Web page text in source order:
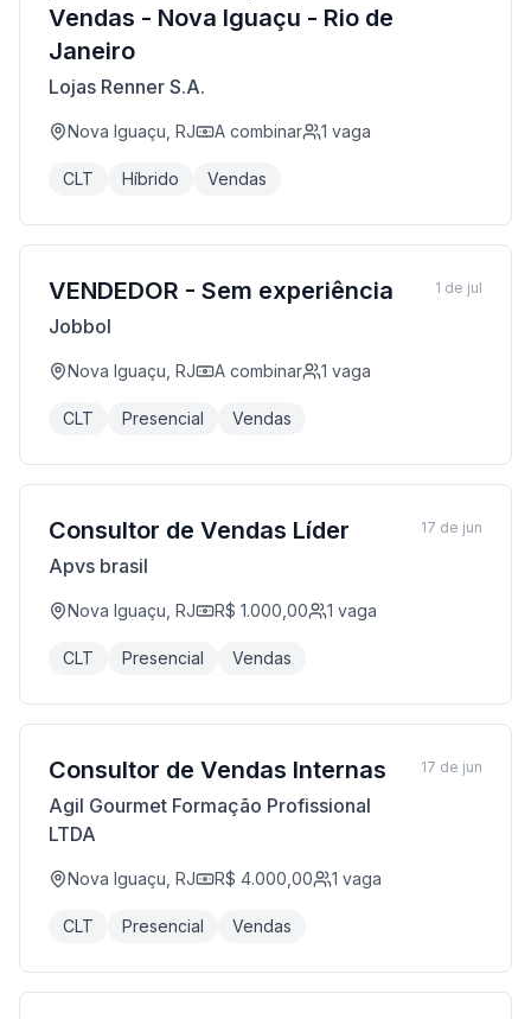
Vendas - Nova Iguaçu - Rio de
Janeiro
Lojas Renner S.A.
Nova Iguaçu, RJ A combinar 1 vaga
CLT Híbrido Vendas
VENDEDOR - Sem experiência
Jobbol
Nova Iguaçu, RJ A combinar 1 vaga
CLT Presencial Vendas
1 de jul
Consultor de Vendas Líder
Apvs brasil
Nova Iguaçu, RJ R$ 1.000,00 1 vaga
CLT Presencial Vendas
17 de jun
Consultor de Vendas Internas
Agil Gourmet Formação Profissional
LTDA
Nova Iguaçu, RJ R$ 4.000,00 1 vaga
CLT Presencial Vendas
17 de jun